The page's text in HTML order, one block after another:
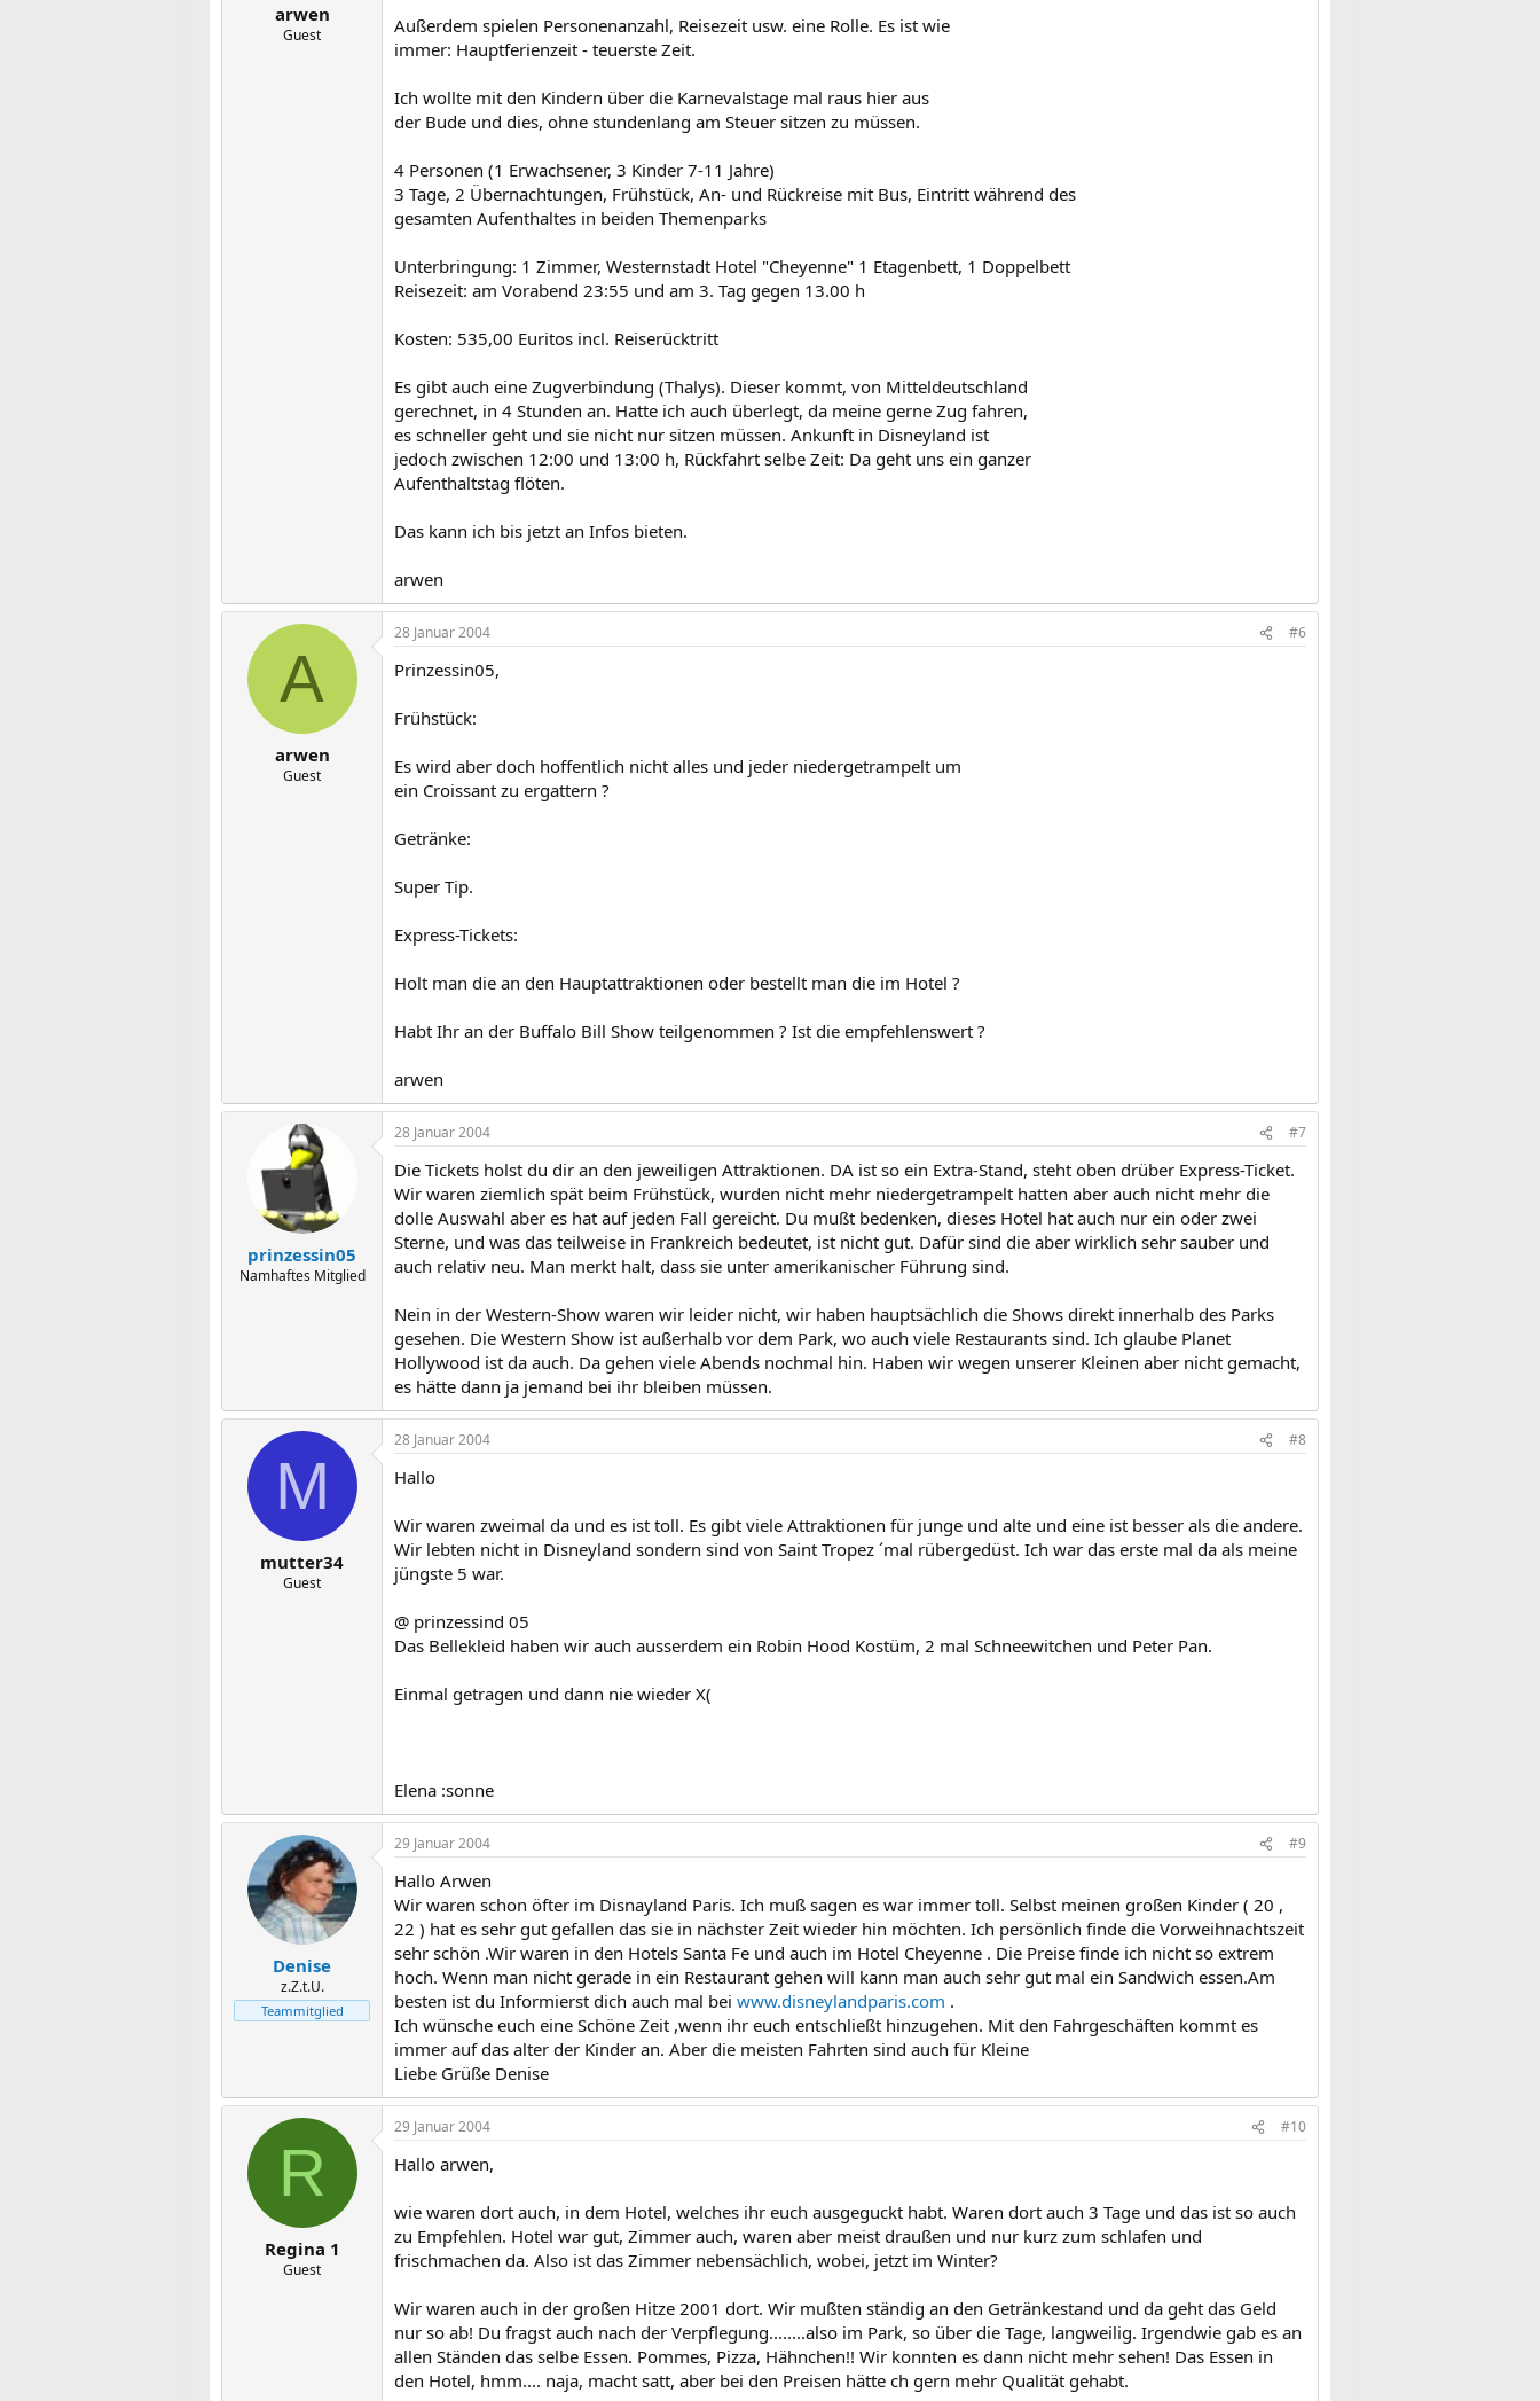
arwen
Guest
Außerdem spielen Personenanzahl, Reisezeit usw. eine Rolle. Es ist wie
immer: Hauptferienzeit - teuerste Zeit.
Ich wollte mit den Kindern über die Karnevalstage mal raus hier aus
der Bude und dies, ohne stundenlang am Steuer sitzen zu müssen.
4 Personen (1 Erwachsener, 3 Kinder 7-11 Jahre)
3 Tage, 2 Übernachtungen, Frühstück, An- und Rückreise mit Bus, Eintritt während des
gesamten Aufenthaltes in beiden Themenparks
Unterbringung: 1 Zimmer, Westernstadt Hotel "Cheyenne" 1 Etagenbett, 1 Doppelbett
Reisezeit: am Vorabend 23:55 und am 3. Tag gegen 13.00 h
Kosten: 535,00 Euritos incl. Reiserücktritt
Es gibt auch eine Zugverbindung (Thalys). Dieser kommt, von Mitteldeutschland
gerechnet, in 4 Stunden an. Hatte ich auch überlegt, da meine gerne Zug fahren,
es schneller geht und sie nicht nur sitzen müssen. Ankunft in Disneyland ist
jedoch zwischen 12:00 und 13:00 h, Rückfahrt selbe Zeit: Da geht uns ein ganzer
Aufenthaltstag flöten.
Das kann ich bis jetzt an Infos bieten.
arwen
A
arwen
Guest
28 Januar 2004 #6
Prinzessin05,
Frühstück:
Es wird aber doch hoffentlich nicht alles und jeder niedergetrampelt um
ein Croissant zu ergattern ?
Getränke:
Super Tip.
Express-Tickets:
Holt man die an den Hauptattraktionen oder bestellt man die im Hotel ?
Habt Ihr an der Buffalo Bill Show teilgenommen ? Ist die empfehlenswert ?
arwen
prinzessin05
Namhaftes Mitglied
28 Januar 2004 #7
Die Tickets holst du dir an den jeweiligen Attraktionen. DA ist so ein Extra-Stand, steht oben drüber Express-Ticket.
Wir waren ziemlich spät beim Frühstück, wurden nicht mehr niedergetrampelt hatten aber auch nicht mehr die
dolle Auswahl aber es hat auf jeden Fall gereicht. Du mußt bedenken, dieses Hotel hat auch nur ein oder zwei
Sterne, und was das teilweise in Frankreich bedeutet, ist nicht gut. Dafür sind die aber wirklich sehr sauber und
auch relativ neu. Man merkt halt, dass sie unter amerikanischer Führung sind.
Nein in der Western-Show waren wir leider nicht, wir haben hauptsächlich die Shows direkt innerhalb des Parks
gesehen. Die Western Show ist außerhalb vor dem Park, wo auch viele Restaurants sind. Ich glaube Planet
Hollywood ist da auch. Da gehen viele Abends nochmal hin. Haben wir wegen unserer Kleinen aber nicht gemacht,
es hätte dann ja jemand bei ihr bleiben müssen.
M
mutter34
Guest
28 Januar 2004 #8
Hallo
Wir waren zweimal da und es ist toll. Es gibt viele Attraktionen für junge und alte und eine ist besser als die andere.
Wir lebten nicht in Disneyland sondern sind von Saint Tropez ´mal rübergedüst. Ich war das erste mal da als meine
jüngste 5 war.
@ prinzessind 05
Das Bellekleid haben wir auch ausserdem ein Robin Hood Kostüm, 2 mal Schneewitchen und Peter Pan.
Einmal getragen und dann nie wieder X(
Elena :sonne
Denise
z.Z.t.U.
Teammitglied
29 Januar 2004 #9
Hallo Arwen
Wir waren schon öfter im Disnayland Paris. Ich muß sagen es war immer toll. Selbst meinen großen Kinder ( 20 ,
22 ) hat es sehr gut gefallen das sie in nächster Zeit wieder hin möchten. Ich persönlich finde die Vorweihnachtszeit
sehr schön .Wir waren in den Hotels Santa Fe und auch im Hotel Cheyenne . Die Preise finde ich nicht so extrem
hoch. Wenn man nicht gerade in ein Restaurant gehen will kann man auch sehr gut mal ein Sandwich essen.Am
besten ist du Informierst dich auch mal bei www.disneylandparis.com .
Ich wünsche euch eine Schöne Zeit ,wenn ihr euch entschließt hinzugehen. Mit den Fahrgeschäften kommt es
immer auf das alter der Kinder an. Aber die meisten Fahrten sind auch für Kleine
Liebe Grüße Denise
R
Regina 1
Guest
29 Januar 2004 #10
Hallo arwen,
wie waren dort auch, in dem Hotel, welches ihr euch ausgeguckt habt. Waren dort auch 3 Tage und das ist so auch
zu Empfehlen. Hotel war gut, Zimmer auch, waren aber meist draußen und nur kurz zum schlafen und
frischmachen da. Also ist das Zimmer nebensächlich, wobei, jetzt im Winter?
Wir waren auch in der großen Hitze 2001 dort. Wir mußten ständig an den Getränkestand und da geht das Geld
nur so ab! Du fragst auch nach der Verpflegung........also im Park, so über die Tage, langweilig. Irgendwie gab es an
allen Ständen das selbe Essen. Pommes, Pizza, Hähnchen!! Wir konnten es dann nicht mehr sehen! Das Essen in
den Hotel, hmm.... naja, macht satt, aber bei den Preisen hätte ch gern mehr Qualität gehabt.